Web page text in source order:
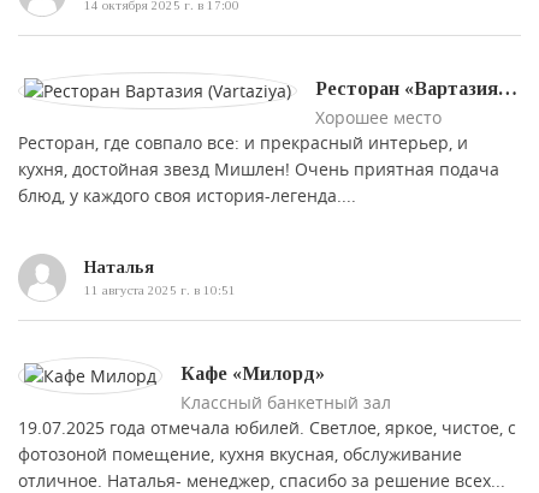
14 октября 2025 г. в 17:00
Ресторан «Вартазия (Vartaziya)»
Хорошее место
Ресторан, где совпало все: и прекрасный интерьер, и
кухня, достойная звезд Мишлен! Очень приятная подача
блюд, у каждого своя история-легенда....
Наталья
11 августа 2025 г. в 10:51
Кафе «Милорд»
Классный банкетный зал
19.07.2025 года отмечала юбилей. Светлое, яркое, чистое, с
фотозоной помещение, кухня вкусная, обслуживание
отличное. Наталья- менеджер, спасибо за решение всех...